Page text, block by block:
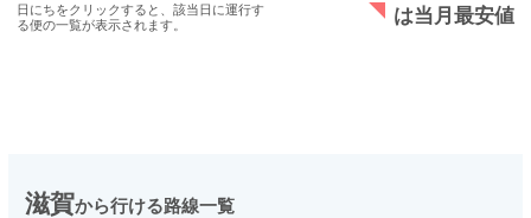
日にちをクリックすると、該当日に運行す
る便の一覧が表示されます。
は当月最安値
滋賀から行ける路線一覧